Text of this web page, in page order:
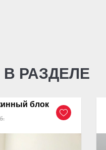
РАЗДЕЛЕ
блок